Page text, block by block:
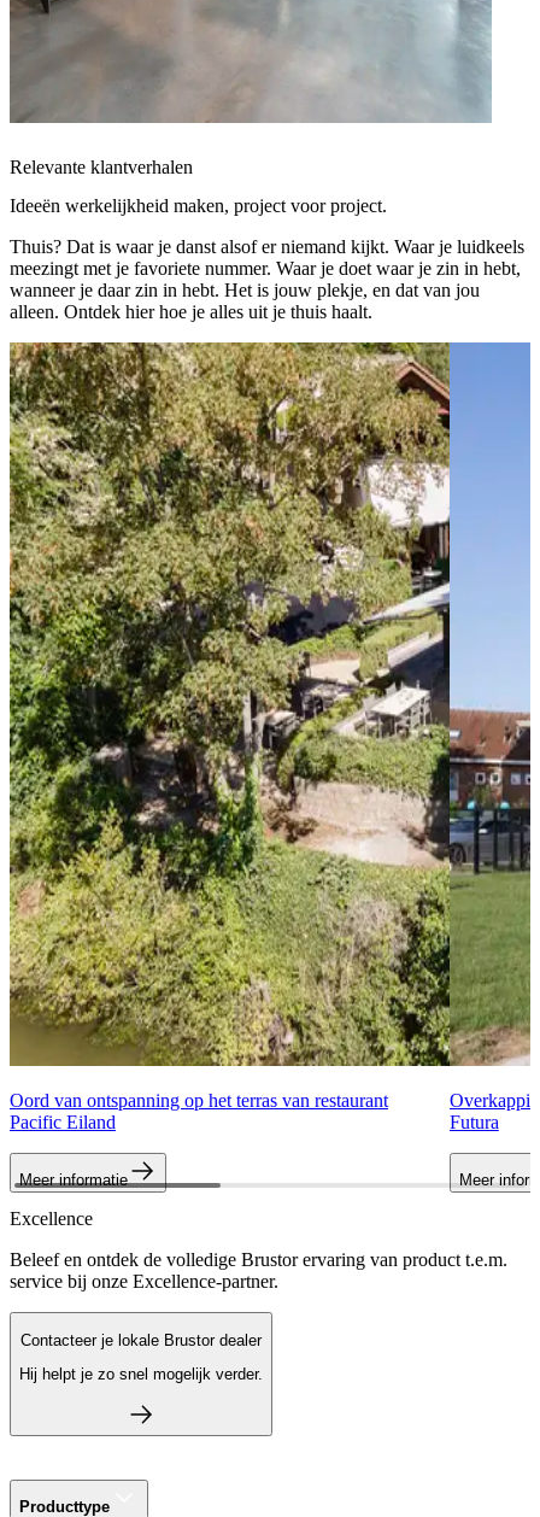
Relevante klantverhalen
Ideeën werkelijkheid maken, project voor project.
Thuis? Dat is waar je danst alsof er niemand kijkt. Waar je luidkeels
meezingt met je favoriete nummer. Waar je doet waar je zin in hebt,
wanneer je daar zin in hebt. Het is jouw plekje, en dat van jou
alleen. Ontdek hier hoe je alles uit je thuis haalt.
Oord van ontspanning op het terras van restaurant
Pacific Eiland
Meer informatie
Futura
Meer
Excellence
Beleef en ontdek de volledige Brustor ervaring van product t.e.m.
service bij onze Excellence-partner.
Contacteer je lokale Brustor dealer
Hij helpt je zo snel mogelijk verder.
Producttype